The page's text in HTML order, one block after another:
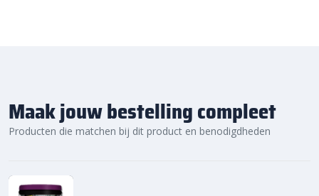
Maak jouw bestelling compleet
Producten die matchen bij dit product en benodigdheden